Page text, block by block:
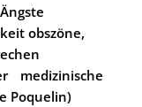
obszöne,
medizinische
Poquelin)